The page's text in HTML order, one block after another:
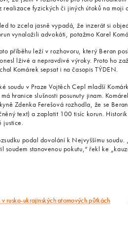
realizace fyzických či jiných útoků na moji
to zcela jasně vypadá, že inzerát si
vynaložili advokáti, potažmo Karel
příběhu leží v rozhovoru, který Beran
lživé a nepravdivé výroky. Proto ho
Komárek sepsat i na časopis TÝDEN.
soudu v Praze Vojtěch Cepl mladší
hranice slušnosti posunuty jinam.
Zdenka Ferešová rozhodla, že se
text) a zaplatit 100 tisíc korun.
justice.
podal dovolání k Nejvyššímu
soudem stanovenou pokutu,“ řekl ke
rusko-ukrajinských atomových půtkách